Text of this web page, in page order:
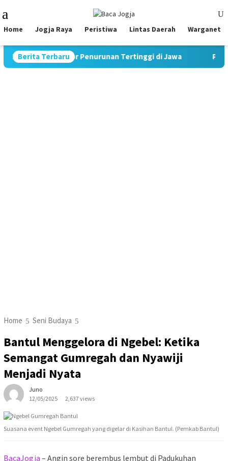
to
content
Menu
Home Jogja Raya Peristiwa Lintas Daerah Warganet
Berita Terbaru
Rekor Penurunan Tertinggi di Jawa Pimpin
Home Seni Budaya
Bantul Menggelora di Ngebel: Ketika
Semangat Gumregah dan Nyawiji
Menjadi Nyata
Juno
12/05/2025
2,637 views
Suasana event Ngebel Gumregah yang digelar di Kasihan Bantul. (Pemkab Bantul)
BacaJogja – Angin sore berembus lembut di Padukuhan